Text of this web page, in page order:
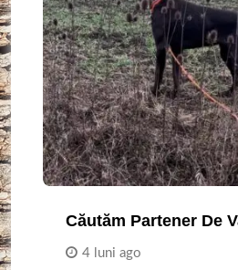
Căutăm Partener De
4 luni ago